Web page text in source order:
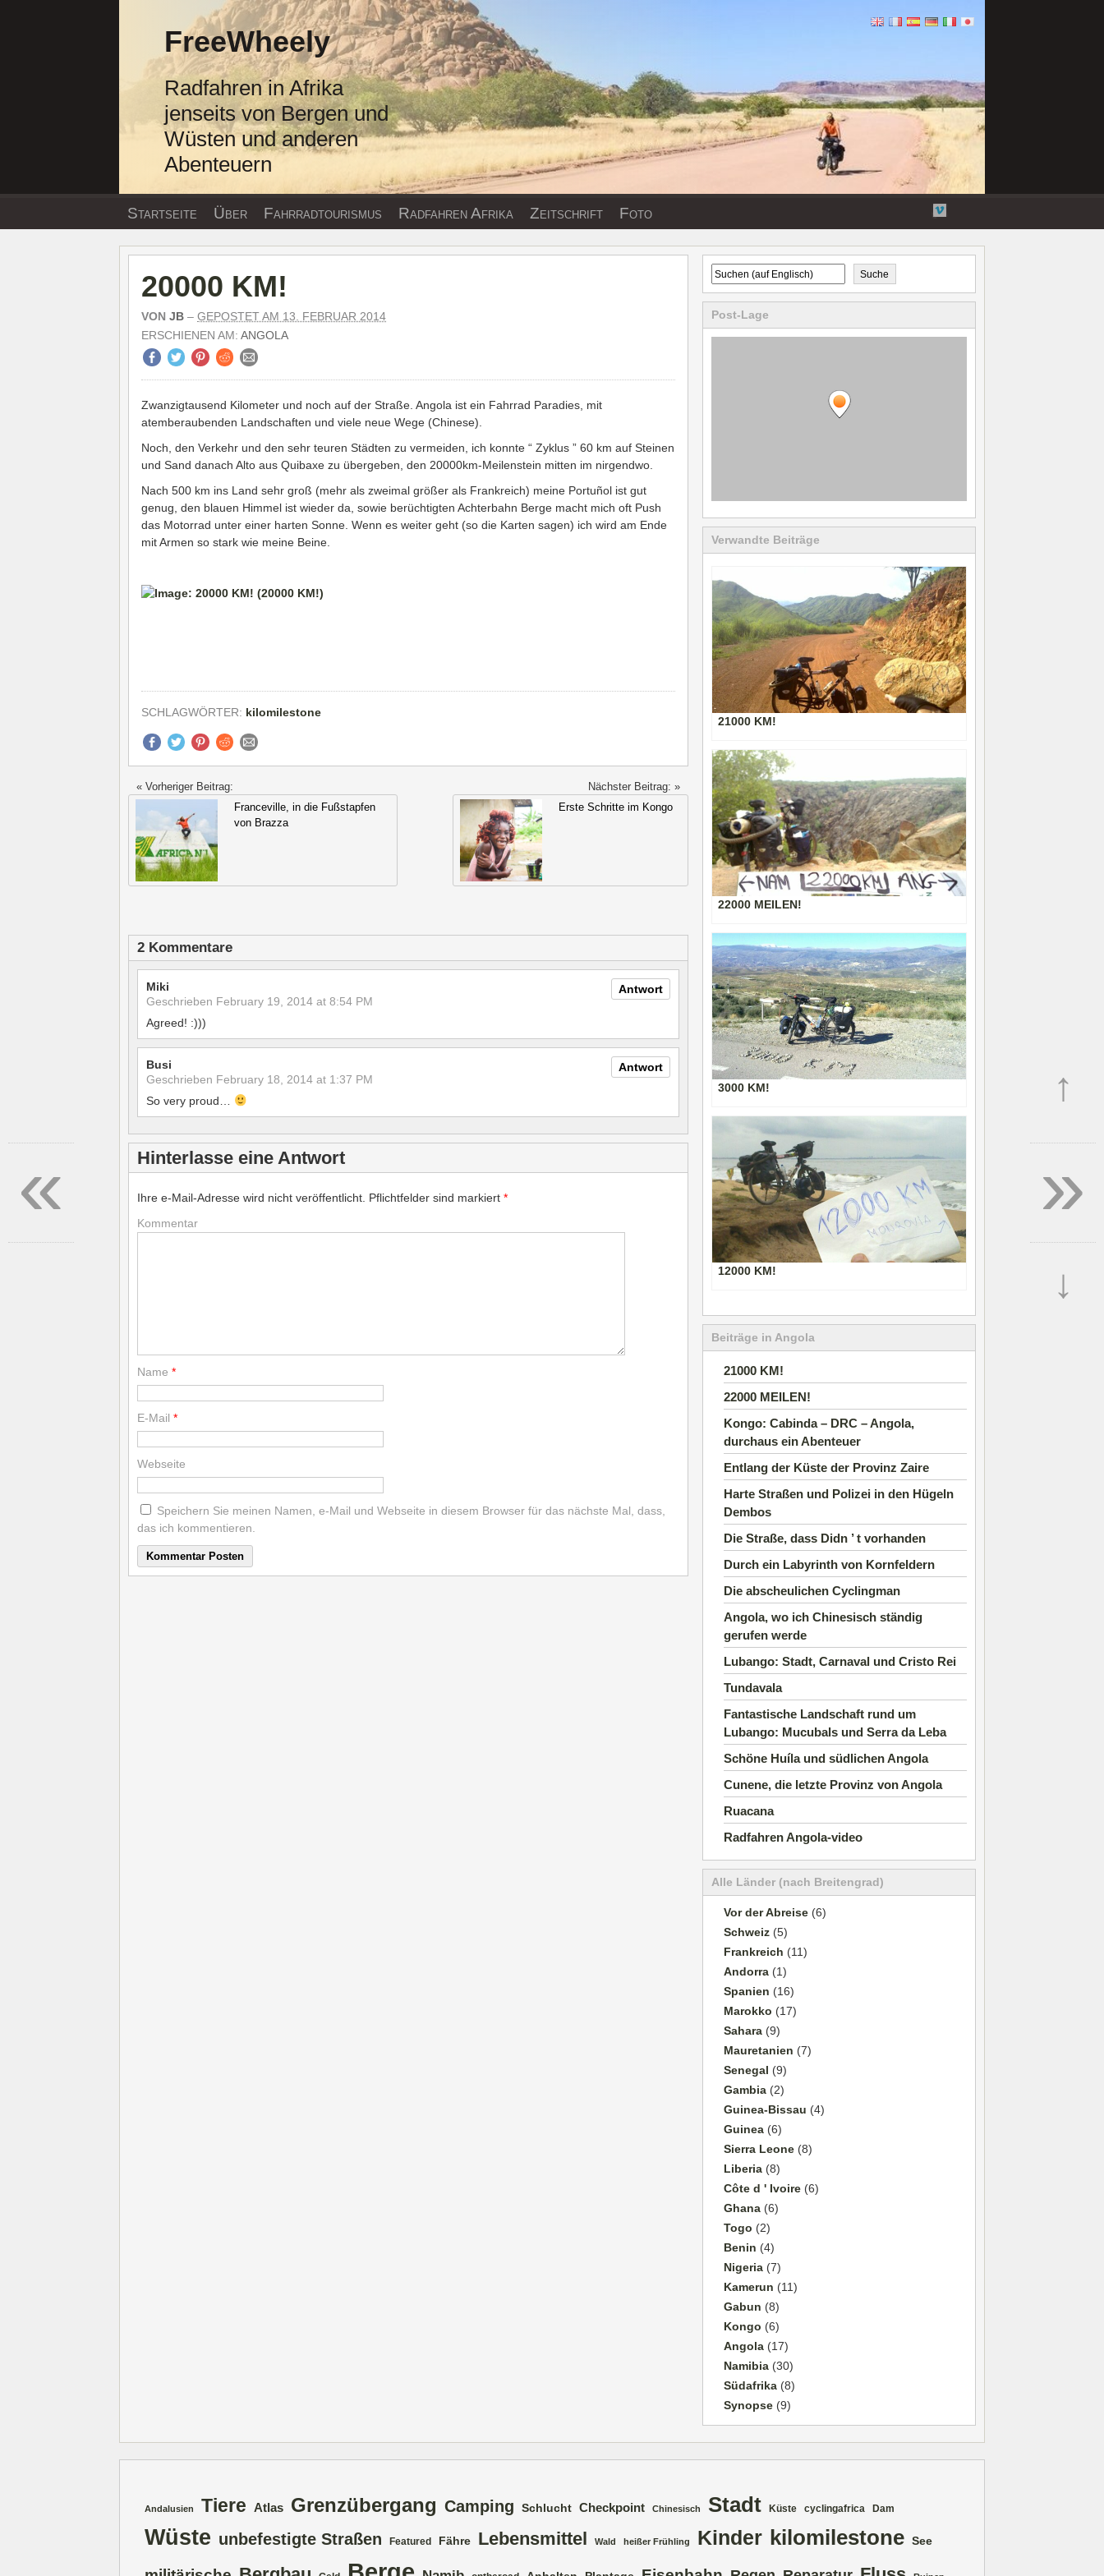
FreeWheely
Radfahren in Afrika
jenseits von Bergen und
Wüsten und anderen
Abenteuern
Startseite Über Fahrradtourismus Radfahren Afrika Zeitschrift Foto
Youtube-
Vimeo
20000 KM!
VON JB – GEPOSTET AM 13. FEBRUAR 2014
ERSCHIENEN AM: ANGOLA
Zwanzigtausend Kilometer und noch auf der Straße. Angola ist ein Fahrrad Paradies, mit
atemberaubenden Landschaften und viele neue Wege (Chinese).
Noch, den Verkehr und den sehr teuren Städten zu vermeiden, ich konnte “ Zyklus ” 60 km auf Steinen
und Sand danach Alto aus Quibaxe zu übergeben, den 20000km-Meilenstein mitten im nirgendwo.
Nach 500 km ins Land sehr groß (mehr als zweimal größer als Frankreich) meine Portuñol ist gut
genug, den blauen Himmel ist wieder da, sowie berüchtigten Achterbahn Berge macht mich oft Push
das Motorrad unter einer harten Sonne. Wenn es weiter geht (so die Karten sagen) ich wird am Ende
mit Armen so stark wie meine Beine.
SCHLAGWÖRTER: kilomilestone
« Vorheriger Beitrag:
Franceville, in die Fußstapfen
von Brazza
Nächster Beitrag: »
Erste Schritte im Kongo
2 Kommentare
Antwort
Miki
Geschrieben February 19, 2014 at 8:54 PM
Agreed! :)))
Antwort
Busi
Geschrieben February 18, 2014 at 1:37 PM
So very proud…
Hinterlasse eine Antwort
Ihre e-Mail-Adresse wird nicht veröffentlicht. Pflichtfelder sind markiert *
Kommentar
Name *
E-Mail *
Webseite
Speichern Sie meinen Namen, e-Mail und Webseite in diesem Browser für das nächste Mal, dass,
das ich kommentieren.
Suche
Post-Lage
Verwandte Beiträge
21000 KM!
22000 MEILEN!
3000 KM!
12000 KM!
Beiträge in Angola
21000 KM!
22000 MEILEN!
Kongo: Cabinda – DRC – Angola,
durchaus ein Abenteuer
Entlang der Küste der Provinz Zaire
Harte Straßen und Polizei in den Hügeln
Dembos
Die Straße, dass Didn ’ t vorhanden
Durch ein Labyrinth von Kornfeldern
Die abscheulichen Cyclingman
Angola, wo ich Chinesisch ständig
gerufen werde
Lubango: Stadt, Carnaval und Cristo Rei
Tundavala
Fantastische Landschaft rund um
Lubango: Mucubals und Serra da Leba
Schöne Huíla und südlichen Angola
Cunene, die letzte Provinz von Angola
Ruacana
Radfahren Angola-video
Alle Länder (nach Breitengrad)
Vor der Abreise(6)
Schweiz(5)
Frankreich (11)
Andorra(1)
Spanien (16)
Marokko (17)
Sahara(9)
Mauretanien (7)
Senegal (9)
Gambia(2)
Guinea-Bissau (4)
Guinea(6)
Sierra Leone(8)
Liberia(8)
Côte d ' Ivoire(6)
Ghana(6)
Togo (2)
Benin (4)
Nigeria(7)
Kamerun (11)
Gabun (8)
Kongo (6)
Angola(17)
Namibia(30)
Südafrika(8)
Synopse(9)
Andalusien Tiere Atlas Grenzübergang Camping Schlucht Checkpoint Chinesisch Stadt Küste cyclingafrica Dam
Wüste unbefestigte Straßen Featured Fähre Lebensmittel Wald heißer Frühling Kinder kilomilestone See
↑
»
↓
«